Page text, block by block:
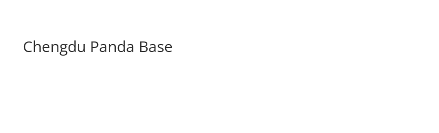
Chengdu Panda Base